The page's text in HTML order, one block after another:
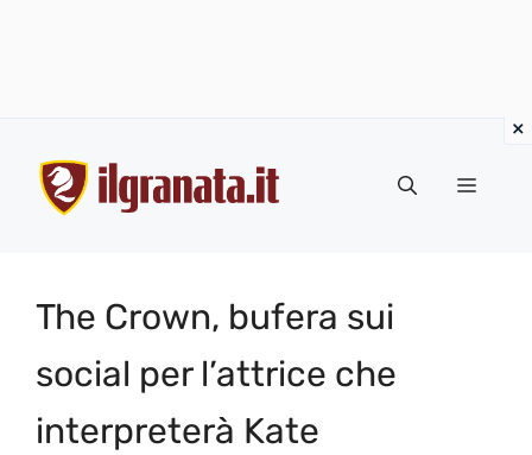
contenuto
Menu
The Crown, bufera sui
social per l’attrice che
interpreterà Kate